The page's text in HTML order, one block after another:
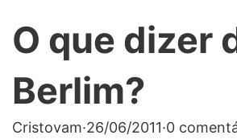
O que dizer
Berlim?
Cristovam·26/06/2011·0